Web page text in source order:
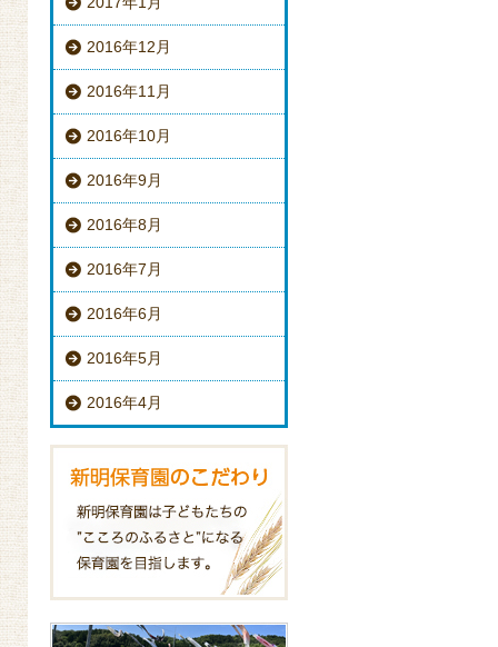
2016年12月
2016年11月
2016年10月
2016年9月
2016年8月
2016年7月
2016年6月
2016年5月
2016年4月